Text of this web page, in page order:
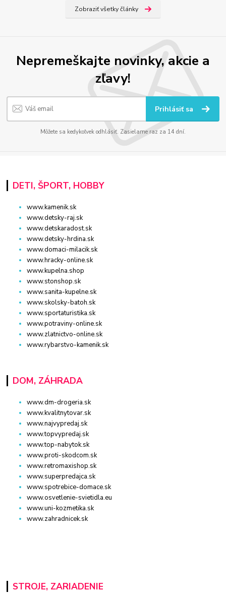
Zobraziť všetky články
Nepremeškajte novinky, akcie a
zľavy!
Prihlásiť sa
Môžete sa kedykoľvek odhlásiť. Zasielame raz za 14 dní.
DETI, ŠPORT, HOBBY
www.kamenik.sk
www.detsky-raj.sk
www.detskaradost.sk
www.detsky-hrdina.sk
www.domaci-milacik.sk
www.hracky-online.sk
www.kupelna.shop
www.stonshop.sk
www.sanita-kupelne.sk
www.skolsky-batoh.sk
www.sportaturistika.sk
www.potraviny-online.sk
www.zlatnictvo-online.sk
www.rybarstvo-kamenik.sk
DOM, ZÁHRADA
www.dm-drogeria.sk
www.kvalitnytovar.sk
www.najvypredaj.sk
www.topvypredaj.sk
www.top-nabytok.sk
www.proti-skodcom.sk
www.retromaxishop.sk
www.superpredajca.sk
www.spotrebice-domace.sk
www.osvetlenie-svietidla.eu
www.uni-kozmetika.sk
www.zahradnicek.sk
STROJE, ZARIADENIE